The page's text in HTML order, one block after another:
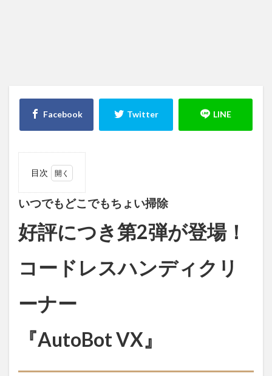
目次
でもどこ
でもちょ
い掃除好
評につき
第2弾が登
ドレスハ
ンディク
『AutoBot
VX』
はじ
1.2
いつでもどこでもちょい掃除
好評につき第2弾が登場！
コードレスハンディクリ
ーナー
『AutoBot VX』